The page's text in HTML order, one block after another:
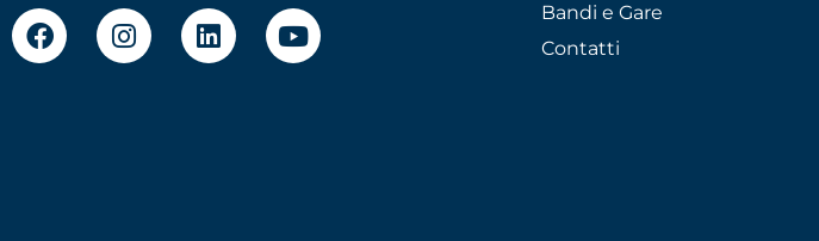
Bandi e Gare
Contatti